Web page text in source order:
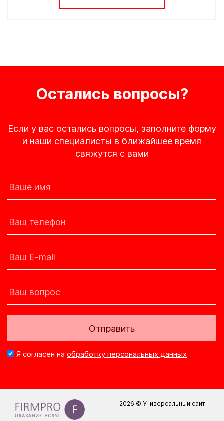
Остались вопросы?
Если у вас остались вопросы, заполните форму
и наши специалисты в ближайшее время
свяжутся с вами
Отправить
Я согласен на обработку персональных данных
2026 © Универсальный сайт